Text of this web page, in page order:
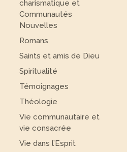
charismatique et
Communautés
Nouvelles
Romans
Saints et amis de Dieu
Spiritualité
Témoignages
Théologie
Vie communautaire et
vie consacrée
Vie dans l’Esprit